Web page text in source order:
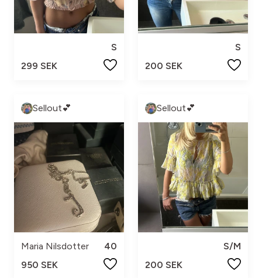
S
299 SEK
S
200 SEK
Sellout💕
Maria Nilsdotter
40
950 SEK
Sellout💕
S/M
200 SEK